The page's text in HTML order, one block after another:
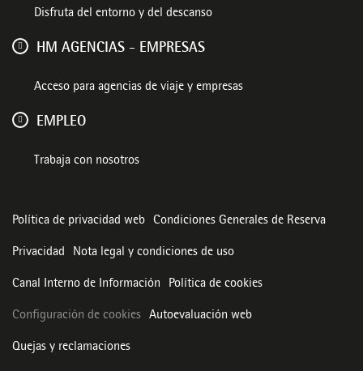
Disfruta del entorno y del descanso
HM AGENCIAS - EMPRESAS
Acceso para agencias de viaje y empresas
EMPLEO
Trabaja con nosotros
Política de privacidad web Condiciones Generales de Reserva
Privacidad Nota legal y condiciones de uso
Canal Interno de Información Política de cookies
Configuración de cookies Autoevaluación web
Quejas y reclamaciones